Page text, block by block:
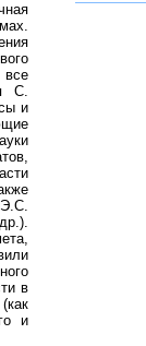
С.
и
в
и